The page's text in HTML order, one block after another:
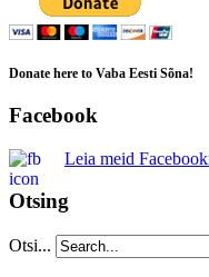
Donate here to Vaba Eesti Sõna!
Facebook
Leia meid
Otsing
Otsi...